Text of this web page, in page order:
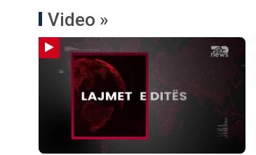
Video »